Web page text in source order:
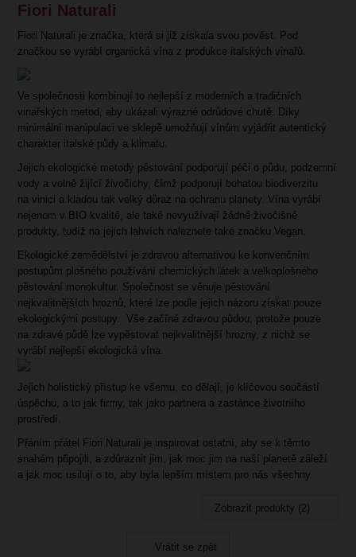
Fiori Naturali
Fiori Naturali je značka, která si již získala svou pověst. Pod
značkou se vyrábí organická vína z produkce italských vinařů.
Ve společnosti kombinují to nejlepší z moderních a tradičních
vinařských metod, aby ukázali výrazné odrůdové chutě. Díky
minimální manipulaci ve sklepě umožňují vínům vyjádřit autentický
charakter italské půdy a klimatu.
Jejich ekologické metody pěstování podporují péči o půdu, podzemní
vody a volně žijící živočichy, čímž podporují bohatou biodiverzitu
na vinici a kladou tak velký důraz na ochranu planety. Vína vyrábí
nejenom v BIO kvalitě, ale také nevyužívají žádné živočišné
produkty, tudíž na jejich lahvích naleznete také značku Vegan.
Ekologické zemědělství je zdravou alternativou ke konvenčním
postupům plošného používání chemických látek a velkoplošného
pěstování monokultur. Společnost se věnuje pěstování
nejkvalitnějších hroznů, které lze podle jejich názoru získat pouze
ekologickými postupy. Vše začíná zdravou půdou, protože pouze
na zdravé půdě lze vypěstovat nejkvalitnější hrozny, z nichž se
vyrábí nejlepší ekologická vína.
Jejich holistický přístup ke všemu, co děl ají, je klíčovou součástí
úspěchu, a to jak firmy, tak jako partnera a zastánce životního
prostředí.
Přáním přátel Fiori Naturali je inspirovat ostatní, aby se k těmto
snahám připojili, a zdůraznit jim, jak moc jim na naší planetě záleží
a jak moc usilují o to, aby byla lepším místem pro nás všechny.
Zobrazit produkty (2)
Vrátit se zpět